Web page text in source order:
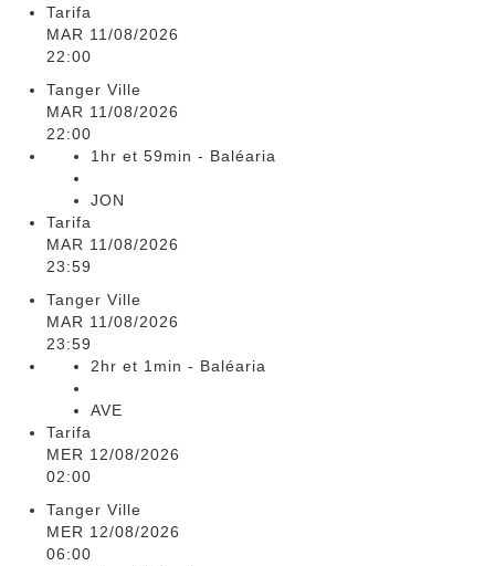
Tarifa
MAR 11/08/2026
22:00
Tanger Ville
MAR 11/08/2026
22:00
1hr et 59min - Baléaria
JON
Tarifa
MAR 11/08/2026
23:59
Tanger Ville
MAR 11/08/2026
23:59
2hr et 1min - Baléaria
AVE
Tarifa
MER 12/08/2026
02:00
Tanger Ville
MER 12/08/2026
06:00